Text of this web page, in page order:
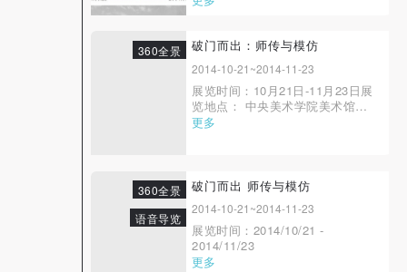
曼的工作涉及到火药、沙子、水和
闭幕式的项目《纸的行动》中，让
他关于时间雕塑的...
360全景 破门而出：师传与模仿
2014-10-21~2014-11-23
展览时间：10月21日-11月23日展
览地点： 中央美术学院美术馆一
层、二层A展厅、三层A展厅策展
（Marcel Broodthaers）、马塞尔
·杜尚（Marcel Duchamp）、乔莉
·图林克...
更多
360全景
语音导览
破门而出 师传与模仿
2014-10-21~2014-11-23
展览时间：2014/10/21 -
更多